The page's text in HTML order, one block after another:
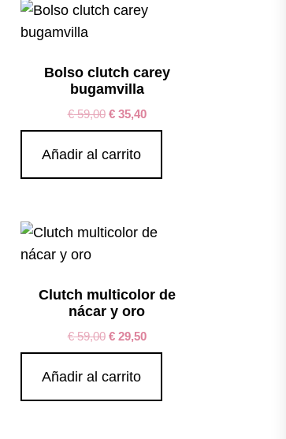
Bolso clutch carey
bugamvilla
€59,00 €35,40
Añadir al carrito
Clutch multicolor de
nácar y oro
€59,00 €29,50
Añadir al carrito